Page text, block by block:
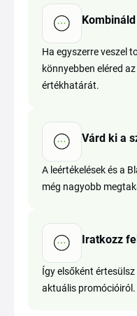
Ha egyszerre veszel
könnyebben eléred
értékhatárát.
Várd ki a
A leértékelések és a
még nagyobb
Iratkozz
Így elsőként
aktuális promócióiról.